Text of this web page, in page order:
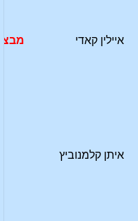
איילין קאדי
איתן קלמנוביץ